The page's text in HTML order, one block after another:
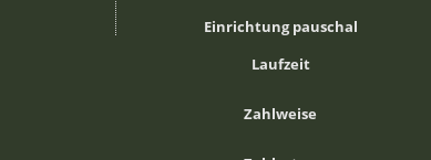
Einrichtung pauschal
Laufzeit
Zahlweise